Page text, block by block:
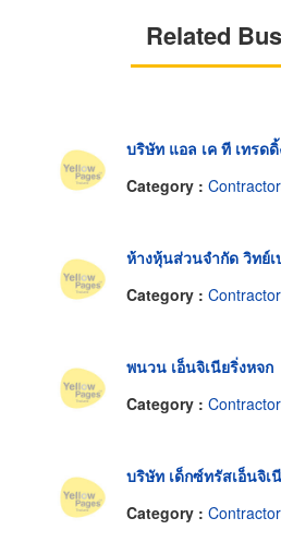
Related
บริษัท แอล เค ที เทรด
Category :
ห้างหุ้นส่วนจำกัด วิทย์
Category :
พนวน เอ็นจิเนียริ่งหจก
Category :
บริษัท เด็กซ์ทรัสเอ็นจิเ
Category :